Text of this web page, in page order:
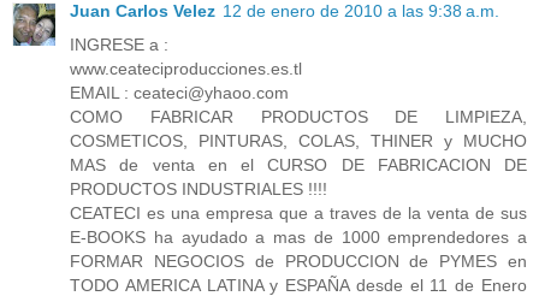
Juan Carlos Velez 12 de enero de 2010 a las 9:38 a.m.
INGRESE a :
www.ceateciproducciones.es.tl
EMAIL : ceateci@yhaoo.com
COMO FABRICAR PRODUCTOS DE LIMPIEZA,
COSMETICOS, PINTURAS, COLAS, THINER y MUCHO
MAS de venta en el CURSO DE FABRICACION DE
PRODUCTOS INDUSTRIALES !!!!
CEATECI es una empresa que a traves de la venta de sus
E-BOOKS ha ayudado a mas de 1000 emprendedores a
FORMAR NEGOCIOS de PRODUCCION de PYMES en
TODO AMERICA LATINA y ESPAÑA desde el 11 de Enero